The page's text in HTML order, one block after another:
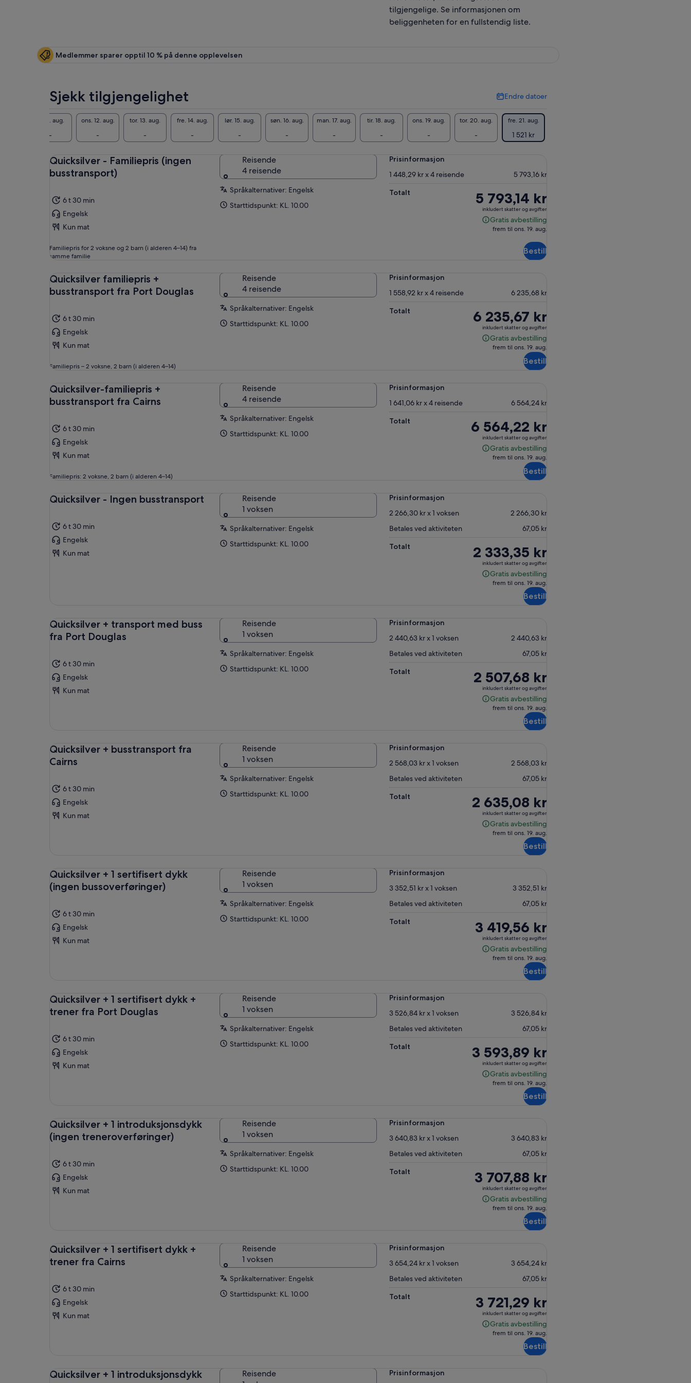
tilgjengelige. Se informasjonen om
beliggenheten for en fullstendig liste.
Medlemmer sparer opptil 10 % på denne opplevelsen
Sjekk tilgjengelighet Endre datoer
Endre
tir. 11. aug.
-
ons. 12. aug.
-
tor. 13. aug.
-
fre. 14. aug.
-
lør. 15. aug.
-
søn. 16. aug.
-
man. 17. aug.
-
tir. 18. aug.
-
ons. 19. aug.
-
tor. 20. aug.
-
fre. 21. aug.
1 521 kr
Quicksilver - Familiepris (ingen
busstransport)
6 t 30 min
Engelsk
Kun mat
Familiepris for 2 voksne og 2 barn (i alderen 4–14) fra
samme familie
Reisende
4 reisende
Språkalternativer: Engelsk
Starttidspunkt: KL. 10.00
Prisinformasjon
1 448,29 kr x 4 reisende
5 793,16 kr
Totalt
Prisen
er
5 793,14 kr
5 793,14 kr
inkludert skatter og avgifter
Gratis avbestilling
Gratis
frem til ons. 19. aug.
Bestill
Quicksilver familiepris +
busstransport fra Port Douglas
6 t 30 min
Engelsk
Kun mat
Familiepris – 2 voksne, 2 barn (i alderen 4–14)
Reisende
4 reisende
Språkalternativer: Engelsk
Starttidspunkt: KL. 10.00
Prisinformasjon
1 558,92 kr x 4 reisende
6 235,68 kr
Totalt
Prisen
er
6 235,67 kr
6 235,67 kr
inkludert skatter og avgifter
Gratis avbestilling
Gratis
frem til ons. 19. aug.
Bestill
Quicksilver-familiepris +
busstransport fra Cairns
6 t 30 min
Engelsk
Kun mat
Familiepris: 2 voksne, 2 barn (i alderen 4–14)
Reisende
4 reisende
Språkalternativer: Engelsk
Starttidspunkt: KL. 10.00
Prisinformasjon
1 641,06 kr x 4 reisende
6 564,24 kr
Totalt
Prisen
er
6 564,22 kr
6 564,22 kr
inkludert skatter og avgifter
Gratis avbestilling
Gratis
frem til ons. 19. aug.
Bestill
Quicksilver - Ingen busstransport
6 t 30 min
Engelsk
Kun mat
Reisende
1 voksen
Språkalternativer: Engelsk
Starttidspunkt: KL. 10.00
Prisinformasjon
2 266,30 kr x 1 voksen
2 266,30 kr
Betales ved aktiviteten
67,05 kr
Totalt
Prisen
er
2 333,35 kr
2 333,35 kr
inkludert skatter og avgifter
Gratis avbestilling
Gratis
frem til ons. 19. aug.
Bestill
Quicksilver + transport med buss
fra Port Douglas
6 t 30 min
Engelsk
Kun mat
Reisende
1 voksen
Språkalternativer: Engelsk
Starttidspunkt: KL. 10.00
Prisinformasjon
2 440,63 kr x 1 voksen
2 440,63 kr
Betales ved aktiviteten
67,05 kr
Totalt
Prisen
er
2 507,68 kr
2 507,68 kr
inkludert skatter og avgifter
Gratis avbestilling
Gratis
frem til ons. 19. aug.
Bestill
Quicksilver + busstransport fra
Cairns
6 t 30 min
Engelsk
Kun mat
Reisende
1 voksen
Språkalternativer: Engelsk
Starttidspunkt: KL. 10.00
Prisinformasjon
2 568,03 kr x 1 voksen
2 568,03 kr
Betales ved aktiviteten
67,05 kr
Totalt
Prisen
er
2 635,08 kr
2 635,08 kr
inkludert skatter og avgifter
Gratis avbestilling
Gratis
frem til ons. 19. aug.
Bestill
Quicksilver + 1 sertifisert dykk
(ingen bussoverføringer)
6 t 30 min
Engelsk
Kun mat
Reisende
1 voksen
Språkalternativer: Engelsk
Starttidspunkt: KL. 10.00
Prisinformasjon
3 352,51 kr x 1 voksen
3 352,51 kr
Betales ved aktiviteten
67,05 kr
Totalt
Prisen
er
3 419,56 kr
3 419,56 kr
inkludert skatter og avgifter
Gratis avbestilling
Gratis
frem til ons. 19. aug.
Bestill
Quicksilver + 1 sertifisert dykk +
trener fra Port Douglas
6 t 30 min
Engelsk
Kun mat
Reisende
1 voksen
Språkalternativer: Engelsk
Starttidspunkt: KL. 10.00
Prisinformasjon
3 526,84 kr x 1 voksen
3 526,84 kr
Betales ved aktiviteten
67,05 kr
Totalt
Prisen
er
3 593,89 kr
3 593,89 kr
inkludert skatter og avgifter
Gratis avbestilling
Gratis
frem til ons. 19. aug.
Bestill
Quicksilver + 1 introduksjonsdykk
(ingen treneroverføringer)
6 t 30 min
Engelsk
Kun mat
Reisende
1 voksen
Språkalternativer: Engelsk
Starttidspunkt: KL. 10.00
Prisinformasjon
3 640,83 kr x 1 voksen
3 640,83 kr
Betales ved aktiviteten
67,05 kr
Totalt
Prisen
er
3 707,88 kr
3 707,88 kr
inkludert skatter og avgifter
Gratis avbestilling
Gratis
frem til ons. 19. aug.
Bestill
Quicksilver + 1 sertifisert dykk +
trener fra Cairns
6 t 30 min
Engelsk
Kun mat
Reisende
1 voksen
Språkalternativer: Engelsk
Starttidspunkt: KL. 10.00
Prisinformasjon
3 654,24 kr x 1 voksen
3 654,24 kr
Betales ved aktiviteten
67,05 kr
Totalt
Prisen
er
3 721,29 kr
3 721,29 kr
inkludert skatter og avgifter
Gratis avbestilling
Gratis
frem til ons. 19. aug.
Bestill
Quicksilver + 1 introduksjonsdykk
Reisende
Prisinformasjon